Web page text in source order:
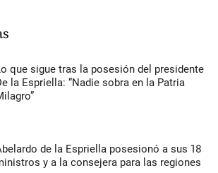
que sigue tras la posesión del presidente
la Espriella: “Nadie sobra en la Patria
de la Espriella posesionó a sus 18
y a la consejera para las regiones